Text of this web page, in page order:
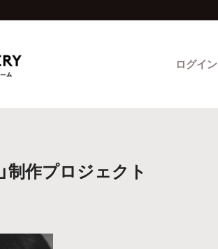
ログイン
特集から探す
制作プロジェクト